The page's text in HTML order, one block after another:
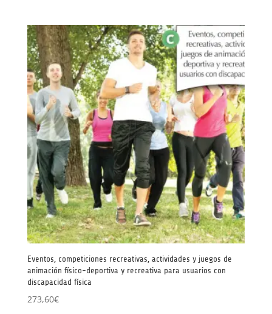
Eventos, competiciones recreativas, actividades y juegos de
animación físico-deportiva y recreativa para usuarios con
discapacidad física
273,60€